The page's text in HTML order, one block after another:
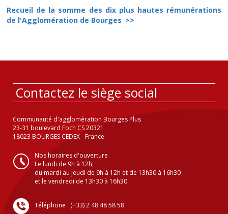
Recueil de la somme des dix plus hautes rémunérations
de l'Agglomération de Bourges >>
Contactez le siège social
Communauté d'agglomération Bourges Plus
23-31 boulevard Foch CS 20321
18023 BOURGES CEDEX - France
Nos horaires d'ouverture
Le lundi de 9h à 12h,
du mardi au jeudi de 9h à 12h et de 13h30 à 16h30
et le vendredi de 13h30 à 16h30.
Téléphone : (+33) 2 48 48 58 58